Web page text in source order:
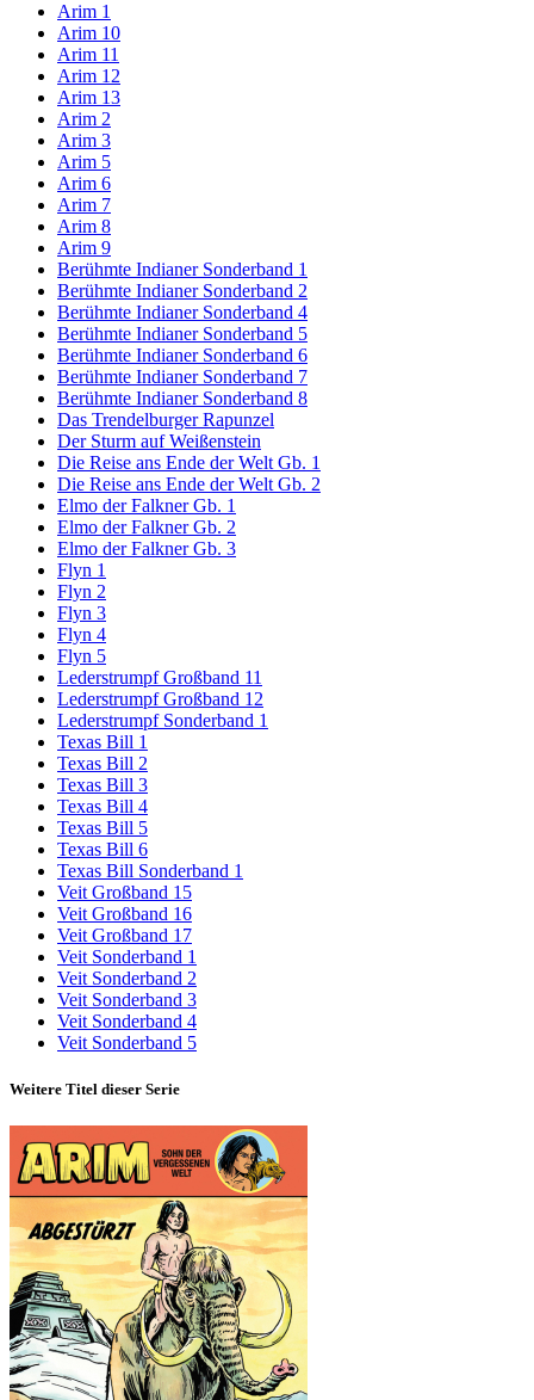
Arim 1
Arim 10
Arim 11
Arim 12
Arim 13
Arim 2
Arim 3
Arim 5
Arim 6
Arim 7
Arim 8
Arim 9
Berühmte Indianer Sonderband 1
Berühmte Indianer Sonderband 2
Berühmte Indianer Sonderband 4
Berühmte Indianer Sonderband 5
Berühmte Indianer Sonderband 6
Berühmte Indianer Sonderband 7
Berühmte Indianer Sonderband 8
Das Trendelburger Rapunzel
Der Sturm auf Weißenstein
Die Reise ans Ende der Welt Gb. 1
Die Reise ans Ende der Welt Gb. 2
Elmo der Falkner Gb. 1
Elmo der Falkner Gb. 2
Elmo der Falkner Gb. 3
Flyn 1
Flyn 2
Flyn 3
Flyn 4
Flyn 5
Lederstrumpf Großband 11
Lederstrumpf Großband 12
Lederstrumpf Sonderband 1
Texas Bill 1
Texas Bill 2
Texas Bill 3
Texas Bill 4
Texas Bill 5
Texas Bill 6
Texas Bill Sonderband 1
Veit Großband 15
Veit Großband 16
Veit Großband 17
Veit Sonderband 1
Veit Sonderband 2
Veit Sonderband 3
Veit Sonderband 4
Veit Sonderband 5
Weitere Titel dieser Serie